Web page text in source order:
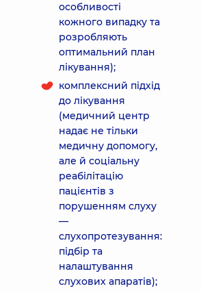
особливості
кожного випадку та
розробляють
оптимальний план
лікування);
комплексний підхід
до лікування
(медичний центр
надає не тільки
медичну допомогу,
але й соціальну
реабілітацію
пацієнтів з
порушенням слуху
—
слухопротезування:
підбір та
налаштування
слухових апаратів);